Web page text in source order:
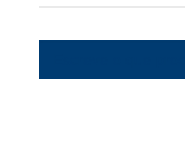
Search